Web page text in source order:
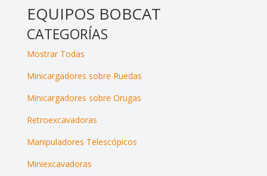
EQUIPOS BOBCAT
CATEGORÍAS
Mostrar Todas
Minicargadores sobre Ruedas
Minicargadores sobre Orugas
Retroexcavadoras
Manipuladores Telescópicos
Miniexcavadoras